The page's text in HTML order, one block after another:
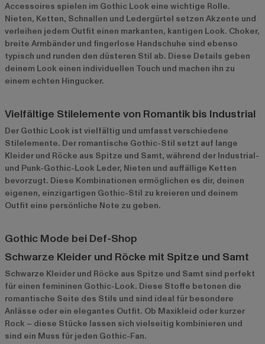
Accessoires spielen im Gothic Look eine wichtige Rolle.
Nieten, Ketten, Schnallen und Ledergürtel setzen Akzente und
verleihen jedem Outfit einen markanten, kantigen Look. Choker,
breite Armbänder und fingerlose Handschuhe sind ebenso
typisch und runden den düsteren Stil ab. Diese Details geben
deinem Look einen individuellen Touch und machen ihn zu
einem echten Hingucker.
Vielfältige Stilelemente von Romantik bis Industrial
Der Gothic Look ist vielfältig und umfasst verschiedene
Stilelemente. Der romantische Gothic-Stil setzt auf lange
Kleider und Röcke aus Spitze und Samt, während der Industrial-
und Punk-Gothic-Look Leder, Nieten und auffällige Ketten
bevorzugt. Diese Kombinationen ermöglichen es dir, deinen
eigenen, einzigartigen Gothic-Stil zu kreieren und deinem
Outfit eine persönliche Note zu geben.
Gothic Mode bei Def-Shop
Schwarze Kleider und Röcke mit Spitze und Samt
Schwarze Kleider und Röcke aus Spitze und Samt sind perfekt
für einen femininen Gothic-Look. Diese Stoffe betonen die
romantische Seite des Stils und sind ideal für besondere
Anlässe oder ein elegantes Outfit. Ob Maxikleid oder kurzer
Rock – diese Stücke lassen sich vielseitig kombinieren und
sind ein Muss für jeden Gothic-Fan.